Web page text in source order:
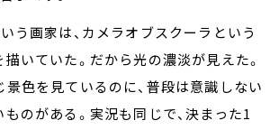
う画家は、カメラオブスクーラという
いていた。だから光の濃淡が見えた。
色を見ているのに、普段は意識しない
のがある。実況も同じで、決まった1